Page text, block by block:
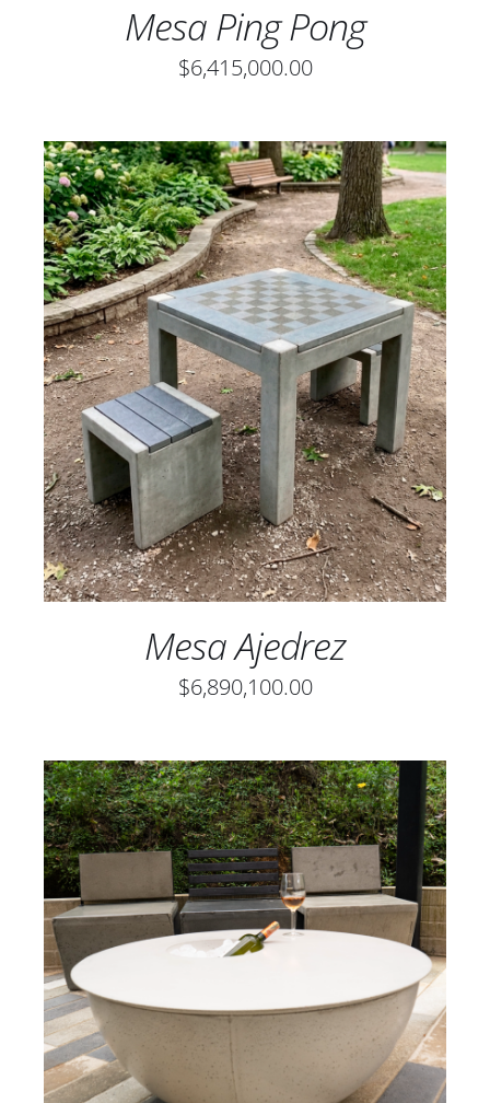
Mesa Ping Pong
$6,415,000.00
AÑADIR AL CARRITO
/
DETALLES
Mesa Ajedrez
$6,890,100.00
DETALLES